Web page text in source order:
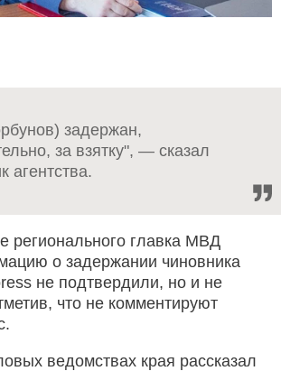
задержан,
за взятку", — сказал
агентства.
регионального главка МВД
о задержании чиновника
не подтвердили, но и не
что не комментируют
ведомствах края рассказал